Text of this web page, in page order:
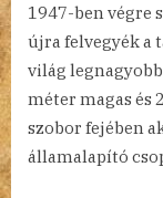
1947-ben végre
újra felvegyék a
világ
méter magas és
szobor fejében
államalapító